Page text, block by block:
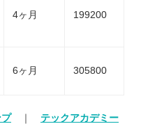
4ヶ月 199200
6ヶ月 305800
｜ テックアカデミー